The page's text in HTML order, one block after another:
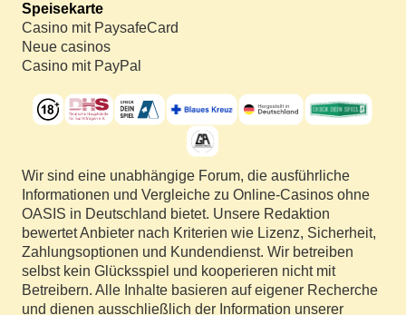
Speisekarte
Casino mit PaysafeCard
Neue casinos
Casino mit PayPal
Wir sind eine unabhängige Forum, die ausführliche
Informationen und Vergleiche zu Online-Casinos ohne
OASIS in Deutschland bietet. Unsere Redaktion
bewertet Anbieter nach Kriterien wie Lizenz, Sicherheit,
Zahlungsoptionen und Kundendienst. Wir betreiben
selbst kein Glücksspiel und kooperieren nicht mit
Betreibern. Alle Inhalte basieren auf eigener Recherche
und dienen ausschließlich der Information unserer